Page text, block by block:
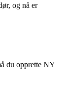
og nå er
du opprette NY